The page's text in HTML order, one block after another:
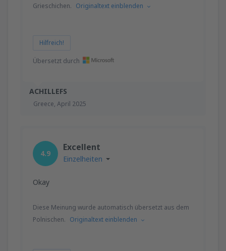
ACHILLEFS
Greece, April 2025
Grieschichen. Originaltext einblenden
Hilfreich!
Übersetzt durch
4.9
Excellent
Einzelheiten
Okay
Diese Meinung wurde automatisch übersetzt aus dem
Polnischen. Originaltext einblenden